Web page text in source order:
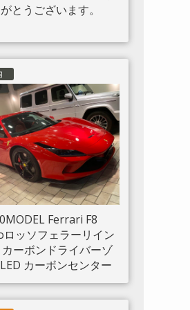
とうございます。
Ferrari F8
ッソフェラーリイン
ーボンドライバーゾ
カーボンセンター
カーボンインナード
ル カーボンリアブー